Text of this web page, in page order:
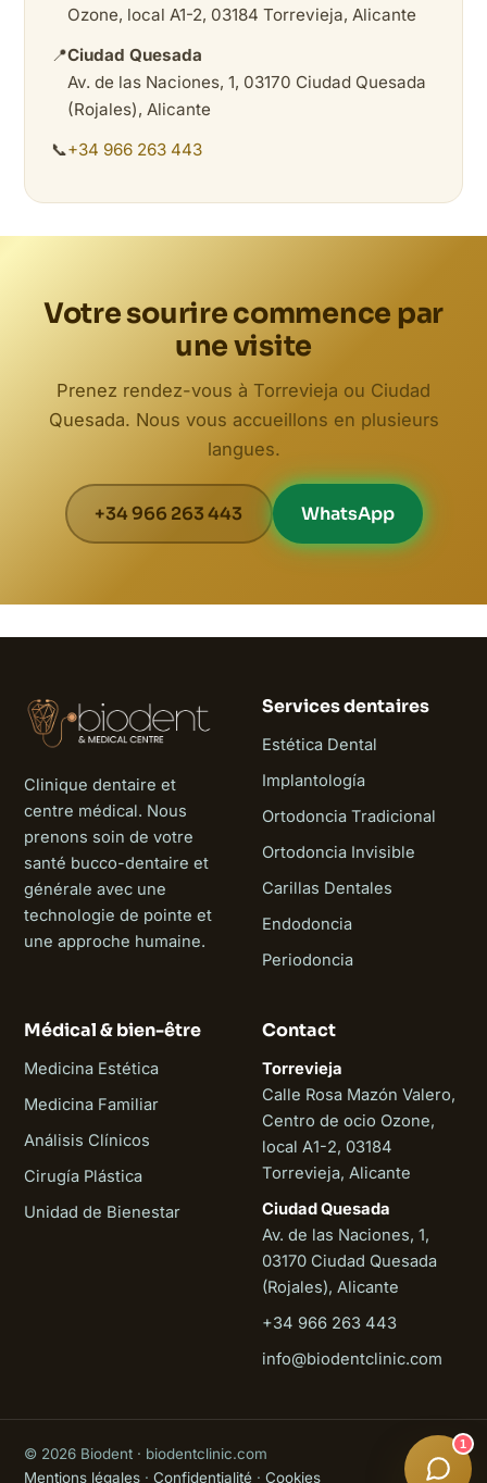
Ozone, local A1-2, 03184 Torrevieja, Alicante
📍Ciudad Quesada
Av. de las Naciones, 1, 03170 Ciudad Quesada
(Rojales), Alicante
📞+34 966 263 443
Votre sourire commence par
une visite
Prenez rendez-vous à Torrevieja ou Ciudad
Quesada. Nous vous accueillons en plusieurs
langues.
+34 966 263 443 WhatsApp
Clinique dentaire et
centre médical. Nous
prenons soin de votre
santé bucco-dentaire et
générale avec une
technologie de pointe et
une approche humaine.
Services dentaires
Estética Dental
Implantología
Ortodoncia Tradicional
Ortodoncia Invisible
Carillas Dentales
Endodoncia
Periodoncia
Médical & bien-être
Medicina Estética
Medicina Familiar
Análisis Clínicos
Cirugía Plástica
Unidad de Bienestar
Contact
Torrevieja
Calle Rosa Mazón Valero,
Centro de ocio Ozone,
local A1-2, 03184
Torrevieja, Alicante
Ciudad Quesada
Av. de las Naciones, 1,
03170 Ciudad Quesada
(Rojales), Alicante
+34 966 263 443
info@biodentclinic.com
© 2026 Biodent · biodentclinic.com
Mentions légales · Confidentialité · Cookies
1